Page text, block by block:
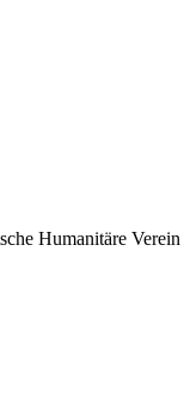
Humanitäre